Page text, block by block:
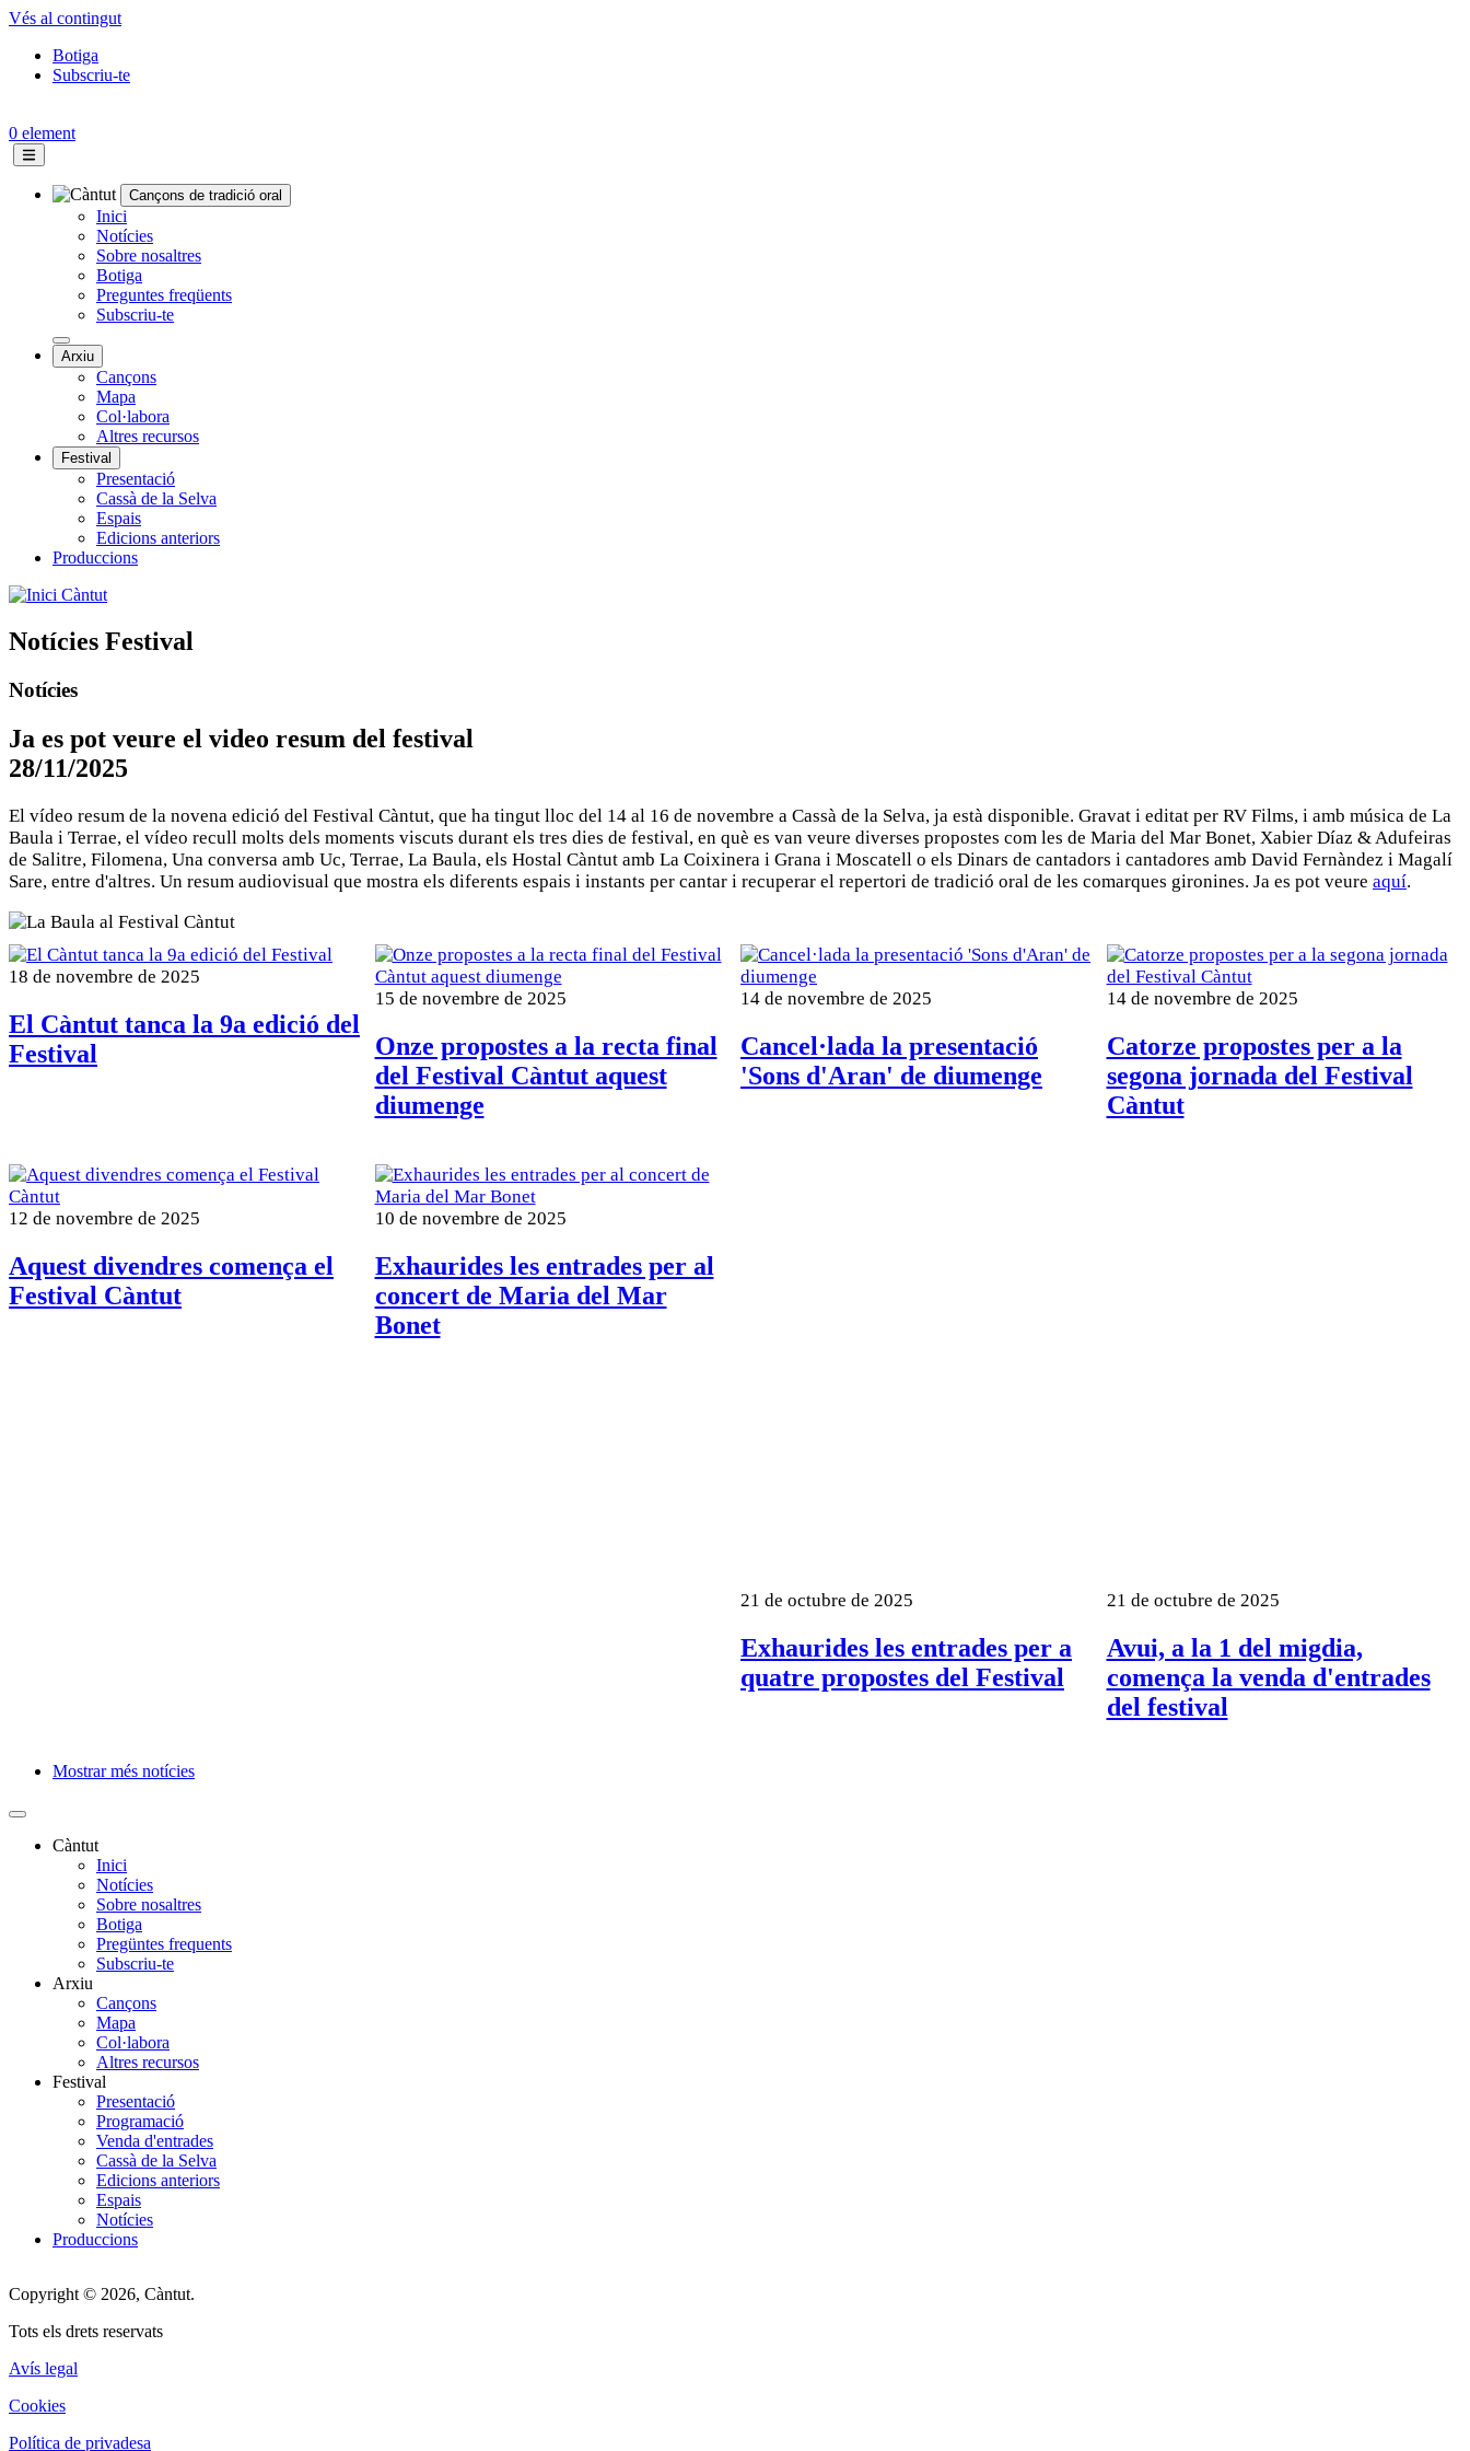
Vés al contingut
Topbar
Botiga
Subscriu-te
0 element
Navegació
principal
Cançons de tradició oral
Inici
Notícies
Sobre nosaltres
Botiga
Preguntes freqüents
Subscriu-te
Arxiu
Cançons
Mapa
Col·labora
Altres recursos
Festival
Presentació
Cassà de la Selva
Espais
Edicions anteriors
Produccions
Càntut
Notícies Festival
Notícies
Ja es pot veure el video resum del festival
28/11/2025
El vídeo resum de la novena edició del Festival Càntut, que ha tingut lloc del 14 al 16 de novembre a Cassà de la Selva, ja està disponible. Gravat i editat per RV Films, i amb música de La
Baula i Terrae, el vídeo recull molts dels moments viscuts durant els tres dies de festival, en què es van veure diverses propostes com les de Maria del Mar Bonet, Xabier Díaz & Adufeiras
de Salitre, Filomena, Una conversa amb Uc, Terrae, La Baula, els Hostal Càntut amb La Coixinera i Grana i Moscatell o els Dinars de cantadors i cantadores amb David Fernàndez i Magalí
Sare, entre d'altres. Un resum audiovisual que mostra els diferents espais i instants per cantar i recuperar el repertori de tradició oral de les comarques gironines. Ja es pot veure aquí.
18 de novembre de 2025
El Càntut tanca la 9a edició del
Festival
15 de novembre de 2025
Onze propostes a la recta final
del Festival Càntut aquest
diumenge
14 de novembre de 2025
Cancel·lada la presentació
'Sons d'Aran' de diumenge
14 de novembre de 2025
Catorze propostes per a la
segona jornada del Festival
Càntut
12 de novembre de 2025
Aquest divendres comença el
Festival Càntut
10 de novembre de 2025
Exhaurides les entrades per al
concert de Maria del Mar
Bonet
21 de octubre de 2025
Exhaurides les entrades per a
quatre propostes del Festival
21 de octubre de 2025
Avui, a la 1 del migdia,
comença la venda d'entrades
del festival
Mostrar més notícies
Càntut
Inici
Notícies
Sobre nosaltres
Botiga
Pregüntes frequents
Subscriu-te
Arxiu
Cançons
Mapa
Col·labora
Altres recursos
Festival
Presentació
Programació
Venda d'entrades
Cassà de la Selva
Edicions anteriors
Espais
Notícies
Produccions
Copyright © 2026, Càntut.
Tots els drets reservats
Avís legal
Cookies
Política de privadesa